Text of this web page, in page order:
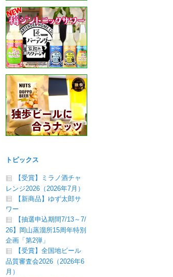
トピックス
【受賞】ミラノ酒チャ
レンジ2026（2026年7月）
【新商品】ゆず太郎サ
ワー
【抽選申込期間7/13～7/
26】岡山蒸溜所15周年特別
企画「第2弾」
【受賞】全国地ビール
品質審査会2026（2026年6
月）